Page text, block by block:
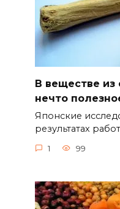
В веществе
нечто
Японские
результатах
1 99